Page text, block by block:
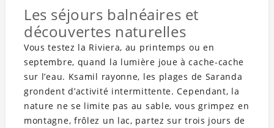
Les séjours balnéaires et
découvertes naturelles
Vous testez la Riviera, au printemps ou en
septembre, quand la lumière joue à cache-cache
sur l’eau. Ksamil rayonne, les plages de Saranda
grondent d’activité intermittente. Cependant, la
nature ne se limite pas au sable, vous grimpez en
montagne, frôlez un lac, partez sur trois jours de